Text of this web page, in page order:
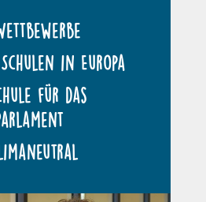
in Europa
für das